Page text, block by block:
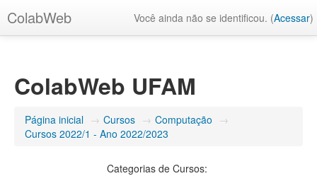
ColabWeb Você ainda não se identificou. (Acessar)
ColabWeb UFAM
Página inicial → Cursos → Computação →
Cursos 2022/1 - Ano 2022/2023
Categorias de Cursos: